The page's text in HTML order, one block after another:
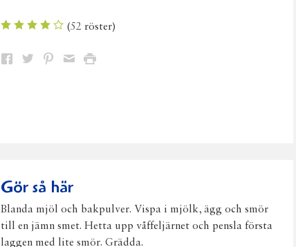
(52 röster)
Dela Dela Dela DelaSkriv
Gör så här
Blanda mjöl och bakpulver. Vispa i mjölk, ägg och smör
till en jämn smet. Hetta upp våffeljärnet och pensla första
laggen med lite smör. Grädda.